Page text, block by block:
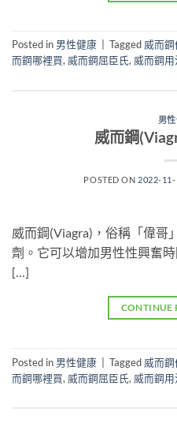
Posted in 男性健康 Tagged 威而鋼
而鋼哪裡買, 威而鋼屈臣氏, 威而鋼用
男
威而鋼
POSTED ON 2022-11-
威而鋼(Viagra)，俗稱「偉哥
劑。它可以增加男性性興奮
[…]
CONTINUE
Posted in 男性健康 Tagged 威而鋼
而鋼哪裡買, 威而鋼屈臣氏, 威而鋼用